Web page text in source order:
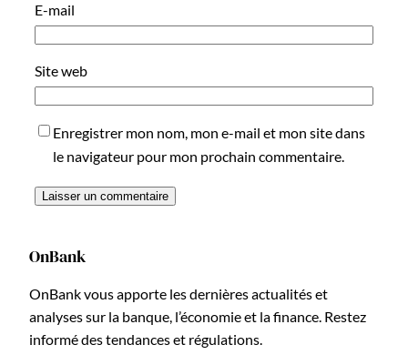
E-mail
Site web
Enregistrer mon nom, mon e-mail et mon site dans
le navigateur pour mon prochain commentaire.
OnBank
OnBank vous apporte les dernières actualités et
analyses sur la banque, l’économie et la finance. Restez
informé des tendances et régulations.